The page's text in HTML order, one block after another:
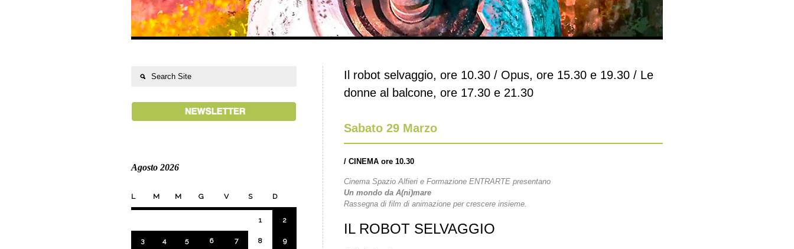
Il robot selvaggio, ore 10.30 / Opus, ore 15.30 e 19.30 / Le
donne al balcone, ore 17.30 e 21.30
Sabato 29 Marzo
/ CINEMA ore 10.30
Cinema Spazio Alfieri e Formazione ENTRARTE presentano
Un mondo da A(ni)mare
Rassegna di film di animazione per crescere insieme.
IL ROBOT SELVAGGIO
Agosto 2026
L M M G V S D
1 2
3 4 5 6 7 8 9